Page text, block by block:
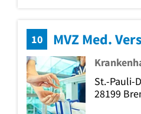
10
St.-Pauli-
28199